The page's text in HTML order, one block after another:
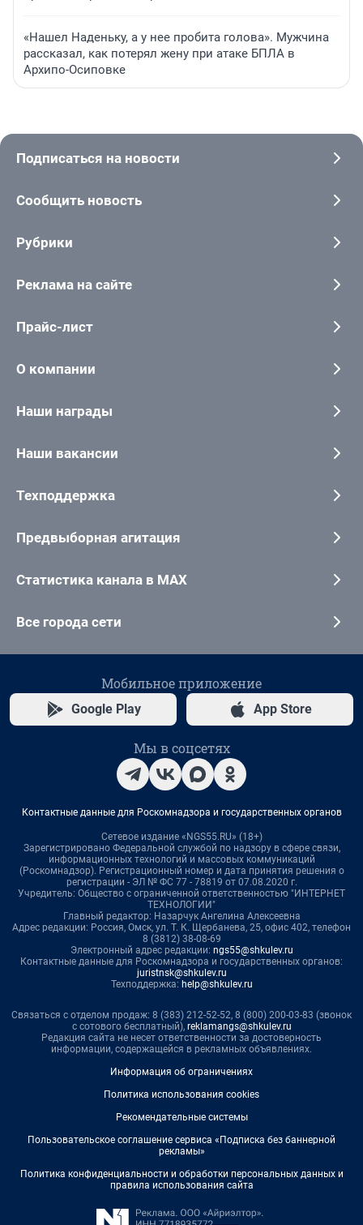
«Нашел Наденьку, а у нее пробита голова». Мужчина
рассказал, как потерял жену при атаке БПЛА в
Архипо-Осиповке
Подписаться на новости
Сообщить новость
Рубрики
Реклама на сайте
Прайс-лист
О компании
Наши награды
Наши вакансии
Техподдержка
Предвыборная агитация
Статистика канала в MAX
Все города сети
Мобильное приложение
Google Play App Store
Мы в соцсетях
Контактные данные для Роскомнадзора и государственных органов
Сетевое издание «NGS55.RU» (18+)
Зарегистрировано Федеральной службой по надзору в сфере связи,
информационных технологий и массовых коммуникаций
(Роскомнадзор). Регистрационный номер и дата принятия решения о
регистрации - ЭЛ № ФС 77 - 78819 от 07.08.2020 г.
Учредитель: Общество с ограниченной ответственностью "ИНТЕРНЕТ
ТЕХНОЛОГИИ"
Главный редактор: Назарчук Ангелина Алексеевна
Адрес редакции: Россия, Омск, ул. Т. К. Щербанева, 25, офис 402, телефон
8 (3812) 38-08-69
Электронный адрес редакции: ngs55@shkulev.ru
Контактные данные для Роскомнадзора и государственных органов:
juristnsk@shkulev.ru
Техподдержка: help@shkulev.ru
Связаться с отделом продаж: 8 (383) 212-52-52, 8 (800) 200-03-83 (звонок
с сотового бесплатный), reklamangs@shkulev.ru
Редакция сайта не несет ответственности за достоверность
информации, содержащейся в рекламных объявлениях.
Информация об ограничениях
Политика использования cookies
Рекомендательные системы
Пользовательское соглашение сервиса «Подписка без баннерной
рекламы»
Политика конфиденциальности и обработки персональных данных и
правила использования сайта